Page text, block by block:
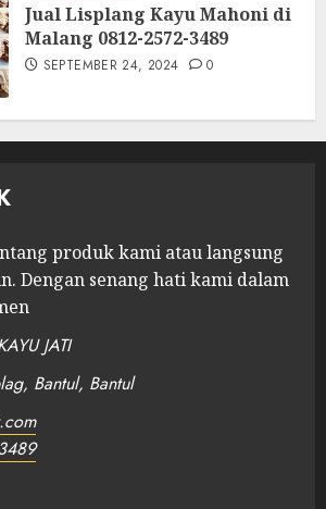
Jual Lisplang Kayu Mahoni di
Malang 0812-2572-3489
SEPTEMBER 24, 2024 0
produk kami atau langsung
Dengan senang hati kami dalam
JATI
Bantul, Bantul